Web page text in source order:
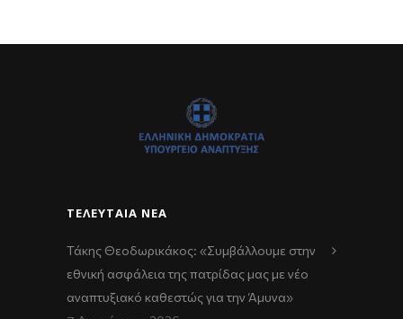
ΤΕΛΕΥΤΑΊΑ ΝΈΑ
Τάκης Θεοδωρικάκος: «Συμβάλλουμε στην
εθνική ασφάλεια της πατρίδας μας με νέο
αναπτυξιακό καθεστώς για την Άμυνα»